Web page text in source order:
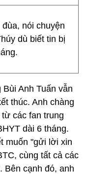
nói chuyện
dù biết tin bị
Anh Tuấn vẫn
thúc. Anh chàng
các fan trung
dài 6 tháng.
muốn "gửi lời xin
cùng tất cả các
Bên cạnh đó, anh